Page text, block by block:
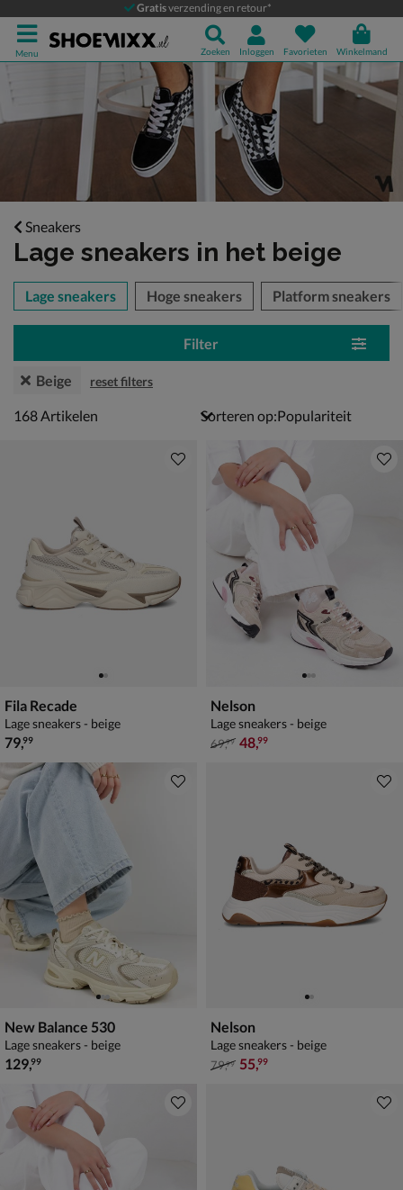
Gratisverzending en retour*
Menu Zoeken Inloggen Favorieten Winkelmand
Sneakers
Lage sneakers in het beige
over
Lage sneakers Hoge sneakers Platform sneakers
Filter
Beige reset filters
168 artikelen
168 Artikelen Sorteren op:
Fila Recade
Lage sneakers - beige
€ 79,99
79,99
Nelson
Lage sneakers - beige
van € 69,99 voor € 48,99
69,99 48,99
New Balance 530
Lage sneakers - beige
€ 129,99
129,99
Nelson
Lage sneakers - beige
van € 79,99 voor € 55,99
79,99 55,99